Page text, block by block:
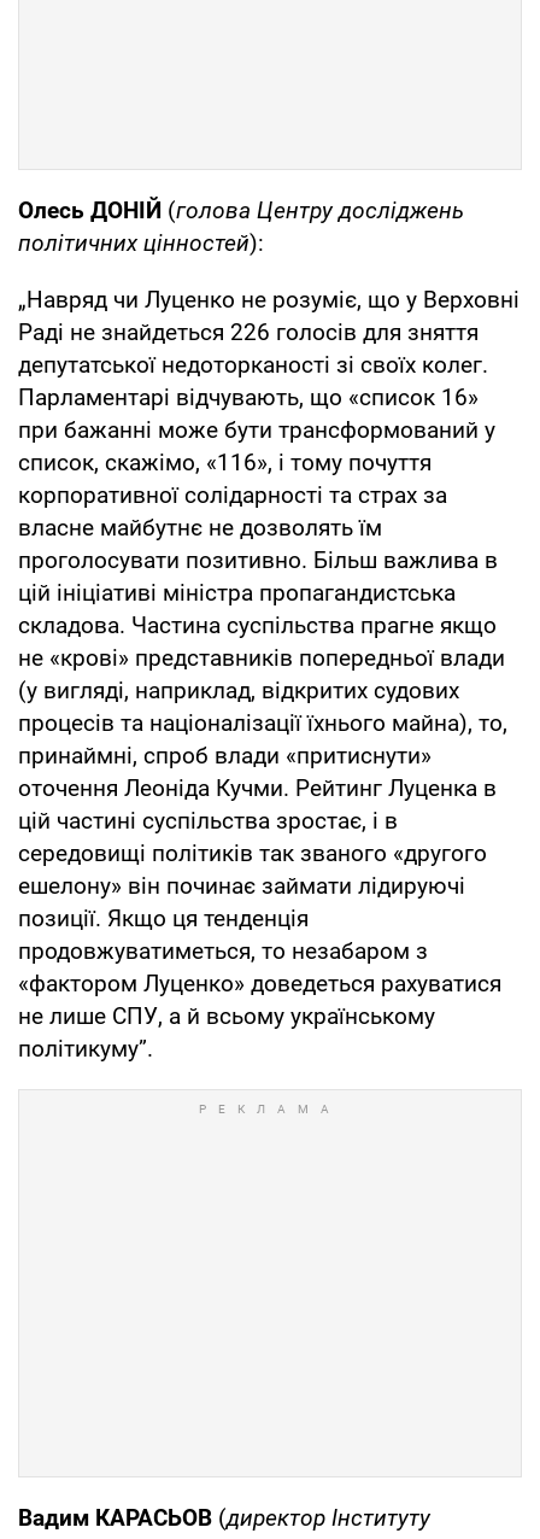
Олесь ДОНІЙ (голова Центру досліджень
політичних цінностей):
„Навряд чи Луценко не розуміє, що у Верховні
Раді не знайдеться 226 голосів для зняття
депутатської недоторканості зі своїх колег.
Парламентарі відчувають, що «список 16»
при бажанні може бути трансформований у
список, скажімо, «116», і тому почуття
корпоративної солідарності та страх за
власне майбутнє не дозволять їм
проголосувати позитивно. Більш важлива в
цій ініціативі міністра пропагандистська
складова. Частина суспільства прагне якщо
не «крові» представників попередньої влади
(у вигляді, наприклад, відкритих судових
процесів та націоналізації їхнього майна), то,
принаймні, спроб влади «притиснути»
оточення Леоніда Кучми. Рейтинг Луценка в
цій частині суспільства зростає, і в
середовищі політиків так званого «другого
ешелону» він починає займати лідируючі
позиції. Якщо ця тенденція
продовжуватиметься, то незабаром з
«фактором Луценко» доведеться рахуватися
не лише СПУ, а й всьому українському
політикуму”.
Вадим КАРАСЬОВ (директор Інституту